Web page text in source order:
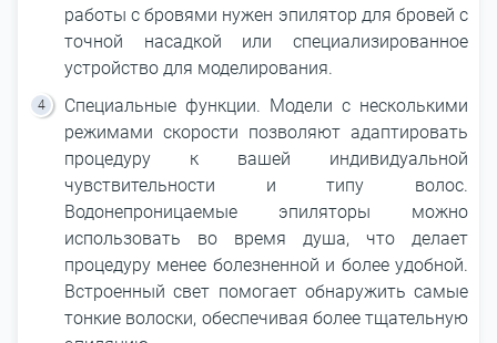
работы с бровями нужен эпилятор для бровей с
точной насадкой или специализированное
устройство для моделирования.
Специальные функции. Модели с несколькими
режимами скорости позволяют адаптировать
процедуру к вашей индивидуальной
чувствительности и типу волос.
Водонепроницаемые эпиляторы можно
использовать во время душа, что делает
процедуру менее болезненной и более удобной.
Встроенный свет помогает обнаружить самые
тонкие волоски, обеспечивая более тщательную